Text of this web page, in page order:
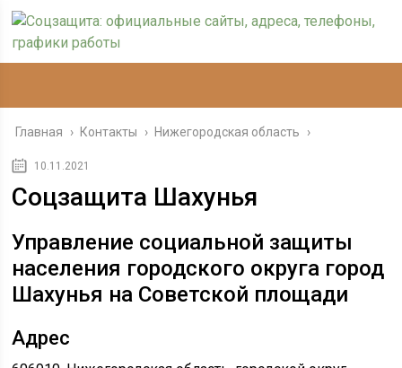
Главная › Контакты › Нижегородская область ›
10.11.2021
Соцзащита Шахунья
Управление социальной защиты
населения городского округа город
Шахунья на Советской площади
Адрес